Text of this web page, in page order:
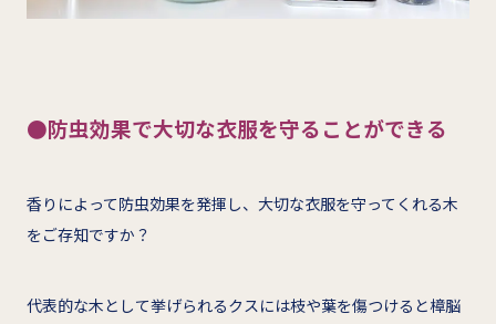
●防虫効果で大切な衣服を守ることができる
香りによって防虫効果を発揮し、大切な衣服を守ってくれる木
をご存知ですか？
代表的な木として挙げられるクスには枝や葉を傷つけると樟脳